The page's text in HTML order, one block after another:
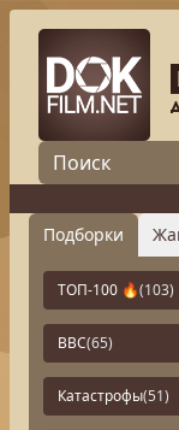
Подборки
ТОП-100 🔥(103)
BBC(65)
Катастрофы(51)